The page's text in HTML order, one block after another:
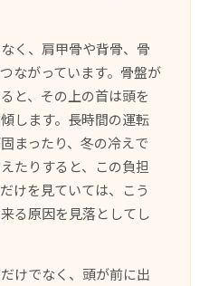
く、肩甲骨や背骨、骨
ながっています。骨盤が
と、その上の首は頭を
します。長時間の運転
まったり、冬の冷えで
たりすると、この負担
けを見ていては、こう
る原因を見落としてし
けでなく、頭が前に出